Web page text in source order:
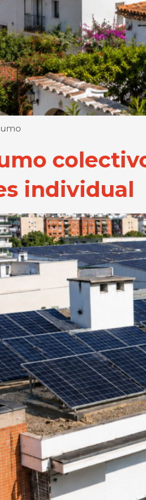
individual